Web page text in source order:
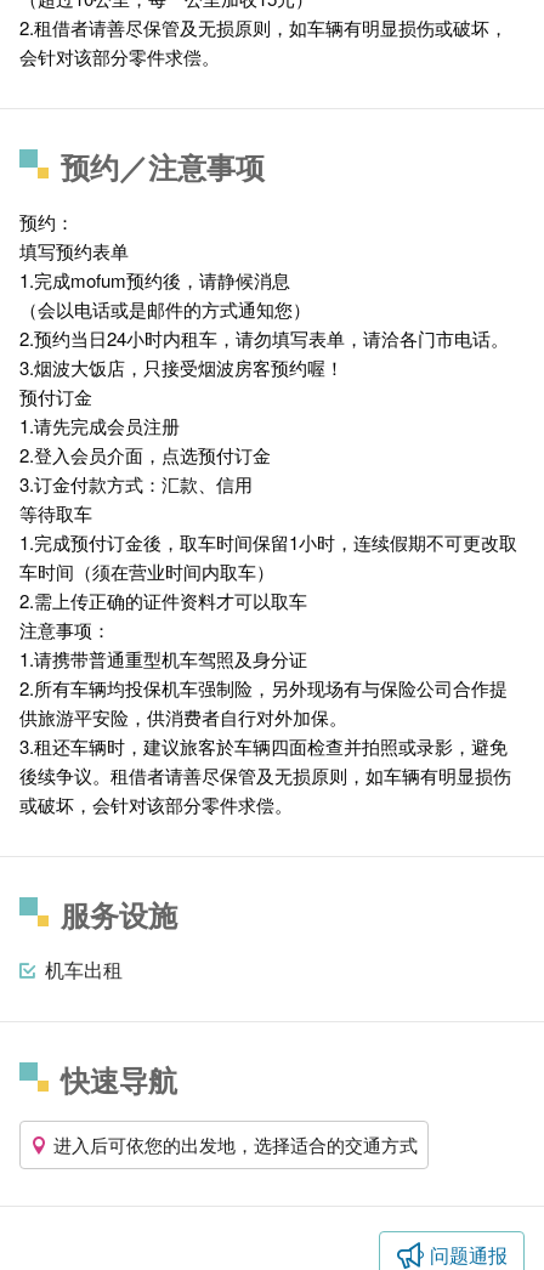
2.租借者请善尽保管及无损原则，如车辆有明显损伤或破坏，
会针对该部分零件求偿。
预约／注意事项
预约：
填写预约表单
1.完成mofum预约後，请静候消息
（会以电话或是邮件的方式通知您）
2.预约当日24小时内租车，请勿填写表单，请洽各门市电话。
3.烟波大饭店，只接受烟波房客预约喔！
预付订金
1.请先完成会员注册
2.登入会员介面，点选预付订金
3.订金付款方式：汇款、信用
等待取车
1.完成预付订金後，取车时间保留1小时，连续假期不可更改取
车时间（须在营业时间内取车）
2.需上传正确的证件资料才可以取车
注意事项：
1.请携带普通重型机车驾照及身分证
2.所有车辆均投保机车强制险，另外现场有与保险公司合作提
供旅游平安险，供消费者自行对外加保。
3.租还车辆时，建议旅客於车辆四面检查并拍照或录影，避免
後续争议。租借者请善尽保管及无损原则，如车辆有明显损伤
或破坏，会针对该部分零件求偿。
服务设施
机车出租
快速导航
进入后可依您的出发地，选择适合的交通方式
问题通报